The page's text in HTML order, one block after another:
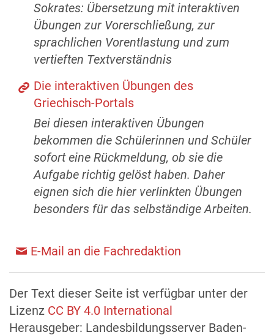
Sokrates: Übersetzung mit interaktiven
Übungen zur Vorerschließung, zur
sprachlichen Vorentlastung und zum
vertieften Textverständnis
Die interaktiven Übungen des
Griechisch-Portals
Bei diesen interaktiven Übungen
bekommen die Schülerinnen und Schüler
sofort eine Rückmeldung, ob sie die
Aufgabe richtig gelöst haben. Daher
eignen sich die hier verlinkten Übungen
besonders für das selbständige Arbeiten.
E-Mail an die Fachredaktion
Der Text dieser Seite ist verfügbar unter der
Lizenz CC BY 4.0 International
Herausgeber: Landesbildungsserver Baden-